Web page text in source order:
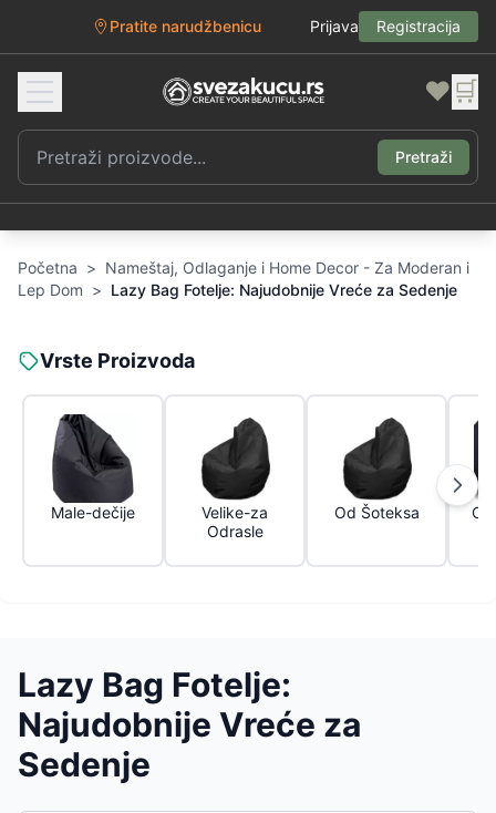
Pratite narudžbenicu Prijava Registracija
❤️ 🛒
Pretraži
Početna > Nameštaj, Odlaganje i Home Decor - Za Moderan i
Lep Dom > Lazy Bag Fotelje: Najudobnije Vreće za Sedenje
Vrste Proizvoda
Male-dečije
Velike-za
Odrasle
Od Šoteksa Od
Lazy Bag Fotelje:
Najudobnije Vreće za
Sedenje